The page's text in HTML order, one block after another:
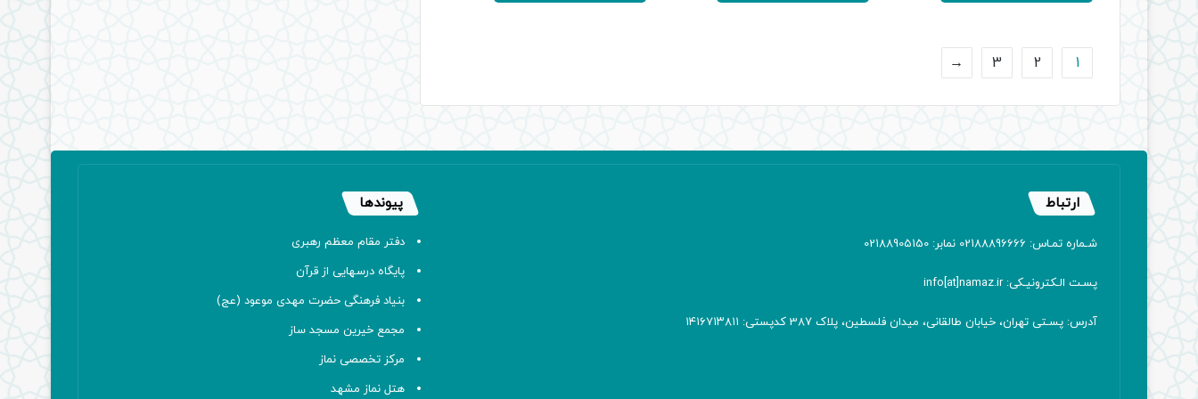
1
2
3
←
ارتباط
شـماره تمـاس: 02188896666 نمابر: 02188905150
پسـت الـکترونیـکی: info[at]namaz.ir
آدرس: پسـتی تهران، خیابان طالقانی، میدان فلسطین، پلاک 387 کدپستی: ۱۴۱۶۷۱۳۸۱۱
پیوندها
دفتر مقام معظم رهبری
پایگاه درسهایی از قرآن
بنیاد فرهنگی حضرت مهدی موعود (عج)
مجمع خیرین مسجد ساز
مرکز تخصصی نماز
هتل نماز مشهد